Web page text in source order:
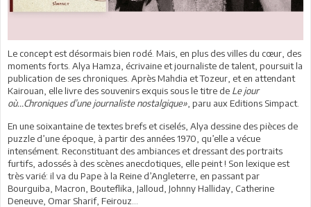
Le concept est désormais bien rodé. Mais, en plus des villes du cœur, des
moments forts. Alya Hamza, écrivaine et journaliste de talent, poursuit la
publication de ses chroniques. Après Mahdia et Tozeur, et en attendant
Kairouan, elle livre des souvenirs exquis sous le titre de Le jour
où...Chroniques d’une journaliste nostalgique» , paru aux Editions Simpact.
En une soixantaine de textes brefs et ciselés, Alya dessine des pièces de
puzzle d’une époque, à partir des années 1970, qu’elle a vécue
intensément. Reconstituant des ambiances et dressant des portraits
furtifs, adossés à des scènes anecdotiques, elle peint ! Son lexique est
très varié: il va du Pape à la Reine d’Angleterre, en passant par
Bourguiba, Macron, Bouteflika, Jalloud, Johnny Halliday, Catherine
Deneuve, Omar Sharif, Feirouz…